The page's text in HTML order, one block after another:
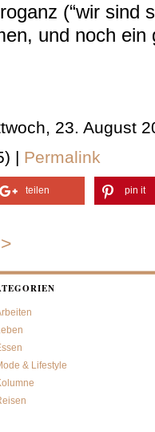
(“wir sind
und noch
23. August
| Permalink
teilen pin it
>
& Lifestyle